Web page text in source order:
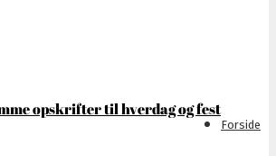
Forside